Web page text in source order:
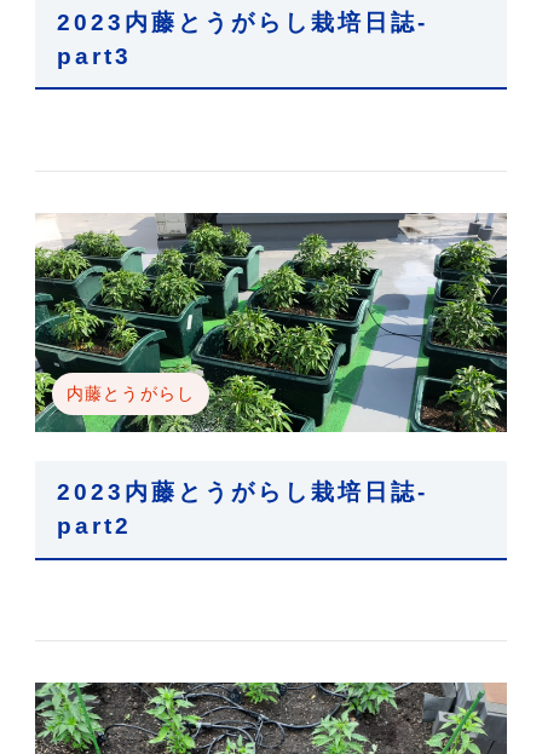
2023内藤とうがらし栽培日誌-
part3
内藤とうがらし
2023内藤とうがらし栽培日誌-
part2